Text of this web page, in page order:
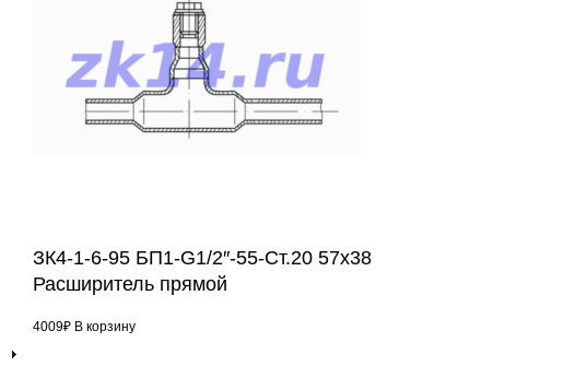
ЗК4-1-6-95 БП1-G1/2″-55-Ст.20 57х38
Расширитель прямой
4009₽ В корзину